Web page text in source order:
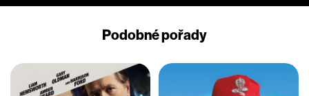
Podobné pořady